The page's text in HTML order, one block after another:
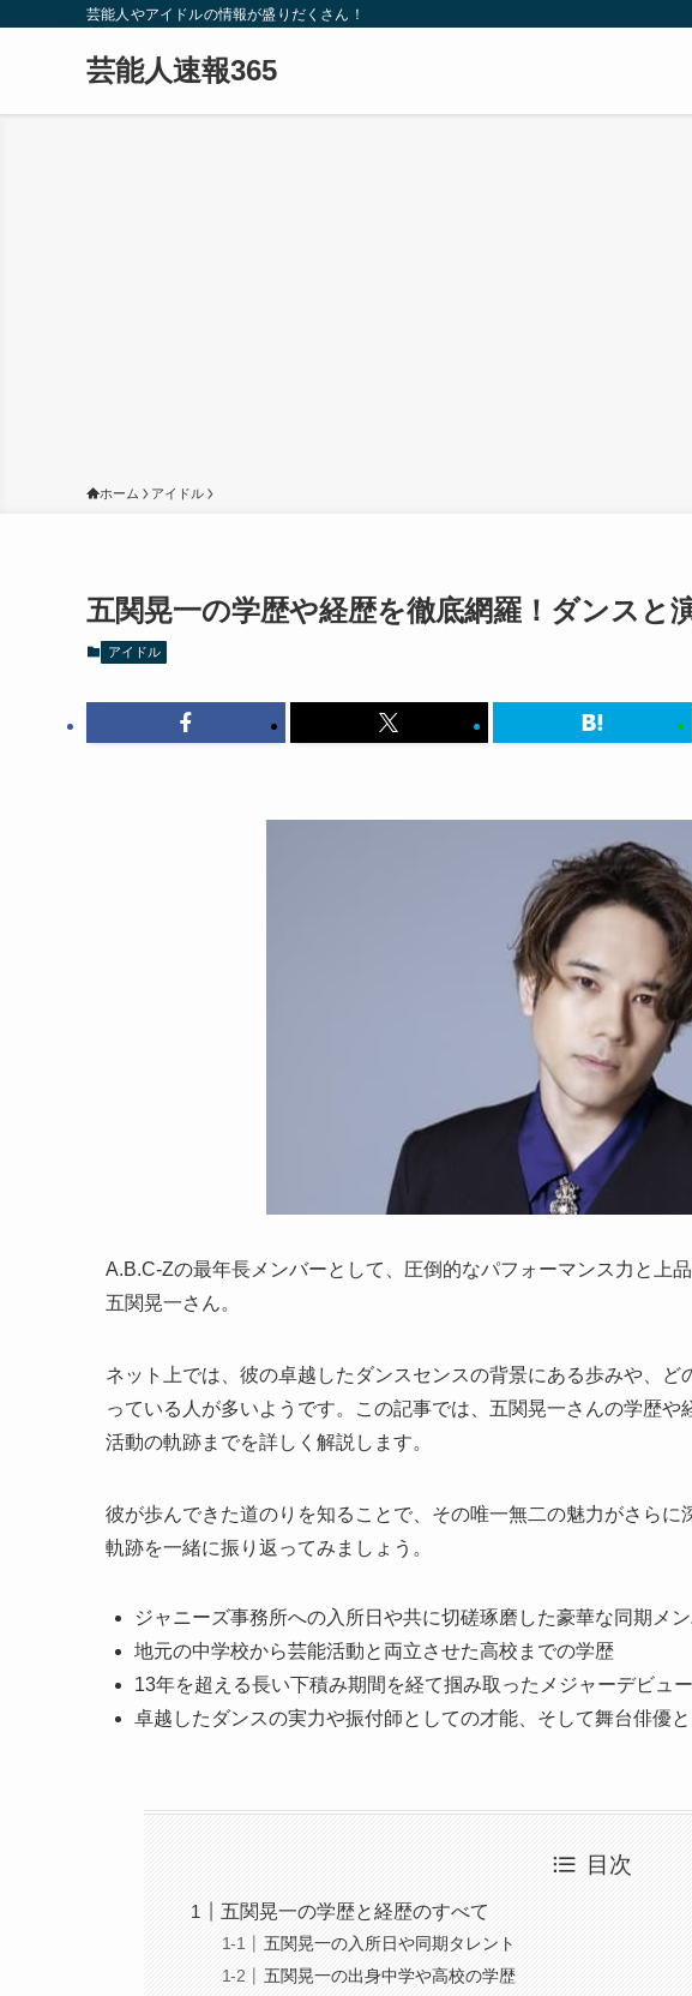
芸能人やアイドルの情報が盛りだくさん！
芸能人速報365
ホーム アイドル
五関晃一の学歴や経歴を徹底網羅！ダンスと
アイドル
A.B.C-Zの最年長メンバーとして、圧倒的なパフォーマンス力と上
五関晃一さん。
ネット上では、彼の卓越したダンスセンスの背景にある歩みや、
っている人が多いようです。この記事では、五関晃一さんの学歴
活動の軌跡までを詳しく解説します。
彼が歩んできた道のりを知ることで、その唯一無二の魅力がさら
軌跡を一緒に振り返ってみましょう。
ジャニーズ事務所への入所日や共に切磋琢磨した豪華な同期メ
地元の中学校から芸能活動と両立させた高校までの学歴
13年を超える長い下積み期間を経て掴み取ったメジャーデビュ
卓越したダンスの実力や振付師としての才能、そして舞台俳優
目次
五関晃一の学歴と経歴のすべて
五関晃一の入所日や同期タレント
五関晃一の出身中学や高校の学歴